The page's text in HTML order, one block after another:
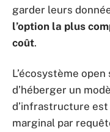
garder leurs
l’option la plus
coût.
L’écosystème
d’héberger un
d’infrastructure
marginal par